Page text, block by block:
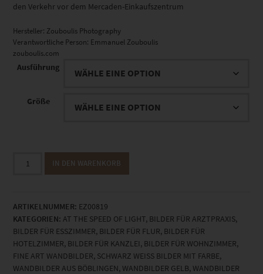
den Verkehr vor dem Mercaden-Einkaufszentrum
Hersteller: Zouboulis Photography
Verantwortliche Person: Emmanuel Zouboulis
zouboulis.com
Ausführung
Größe
Beyond
Space
Menge
IN DEN WARENKORB
ARTIKELNUMMER: EZ00819
KATEGORIEN: AT THE SPEED OF LIGHT, BILDER FÜR ARZTPRAXIS,
BILDER FÜR ESSZIMMER, BILDER FÜR FLUR, BILDER FÜR
HOTELZIMMER, BILDER FÜR KANZLEI, BILDER FÜR WOHNZIMMER,
FINE ART WANDBILDER, SCHWARZ WEISS BILDER MIT FARBE ,
WANDBILDER AUS BÖBLINGEN, WANDBILDER GELB, WANDBILDER